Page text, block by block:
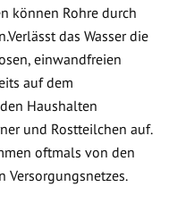
können Rohre durch
das Wasser die
einwandfreien
auf dem
Haushalten
und Rostteilchen auf.
oftmals von den
Versorgungsnetzes.